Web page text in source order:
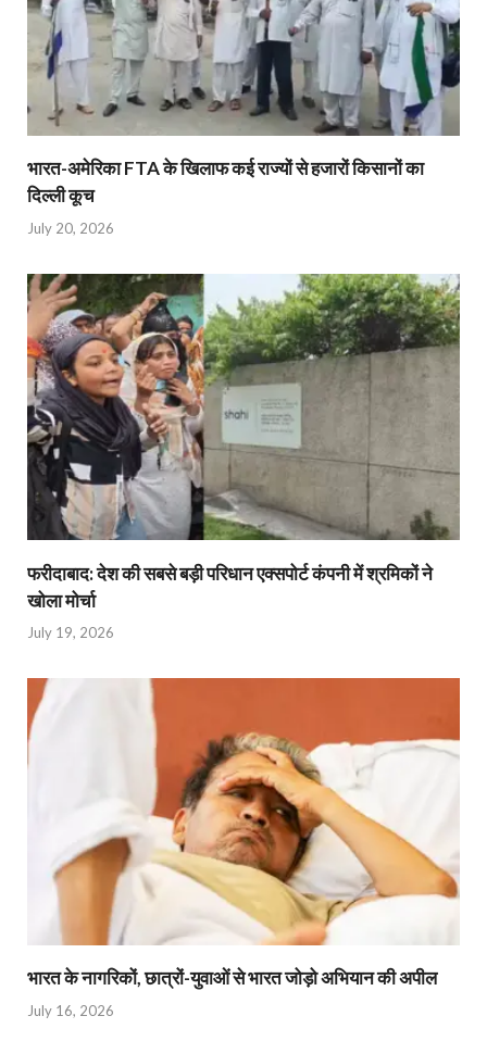
भारत-अमेरिका FTA के खिलाफ कई राज्यों से हजारों किसानों का
दिल्ली कूच
July 20, 2026
फरीदाबाद: देश की सबसे बड़ी परिधान एक्सपोर्ट कंपनी में श्रमिकों ने
खोला मोर्चा
July 19, 2026
भारत के नागरिकों, छात्रों-युवाओं से भारत जोड़ो अभियान की अपील
July 16, 2026